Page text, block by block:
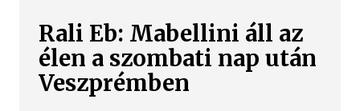
Rali Eb: Mabellini áll az
élen a szombati nap után
Veszprémben